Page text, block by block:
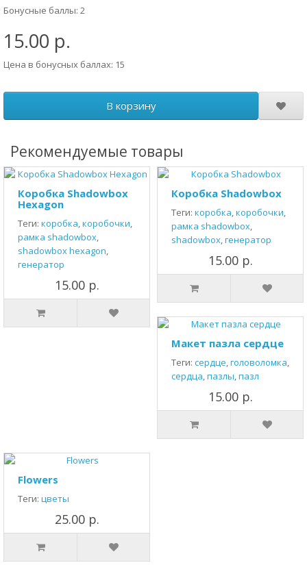
Бонусные баллы: 2
15.00 р.
Цена в бонусных баллах: 15
В корзину
Рекомендуемые товары
Коробка Shadowbox
Hexagon
Теги: коробка,коробочки,
рамка shadowbox,
shadowbox hexagon,
генератор
15.00 р.
Коробка Shadowbox
Теги: коробка,коробочки,
рамка shadowbox,
shadowbox,генератор
15.00 р.
Макет пазла сердце
Теги: сердце,головоломка,
сердца,пазлы,пазл
15.00 р.
Flowers
Теги: цветы
25.00 р.